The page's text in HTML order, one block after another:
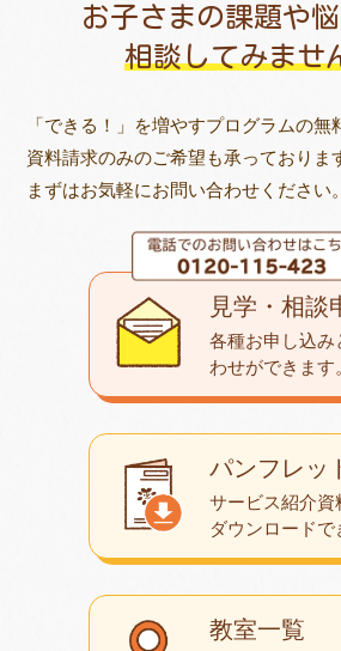
お子さまの課題や
相談してみませ
「できる！」を増やすプログラムの無
資料請求のみのご希望も承っておりま
まずはお気軽にお問い合わせください。
教室一覧
パンフレッ
サービス紹介資
ダウンロードで
見学・相談
各種お申し込み
わせができます